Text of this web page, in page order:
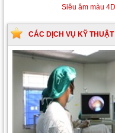
Siêu âm màu 4D
CÁC DỊCH VỤ KỸ